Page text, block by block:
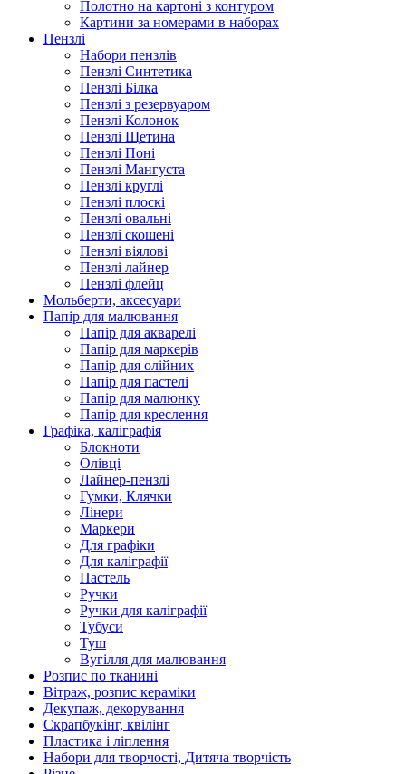
Полотно на картоні з контуром
Картини за номерами в наборах
Пензлі
Набори пензлів
Пензлі Синтетика
Пензлі Білка
Пензлі з резервуаром
Пензлі Колонок
Пензлі Щетина
Пензлі Поні
Пензлі Мангуста
Пензлі круглі
Пензлі плоскі
Пензлі овальні
Пензлі скошені
Пензлі віялові
Пензлі лайнер
Пензлі флейц
Мольберти, аксесуари
Папір для малювання
Папір для акварелі
Папір для маркерів
Папір для олійних
Папір для пастелі
Папір для малюнку
Папір для креслення
Графіка, каліграфія
Блокноти
Олівці
Лайнер-пензлі
Гумки, Клячки
Лінери
Маркери
Для графіки
Для каліграфії
Пастель
Ручки
Ручки для каліграфії
Тубуси
Туш
Вугілля для малювання
Розпис по тканині
Вітраж, розпис кераміки
Декупаж, декорування
Скрапбукінг, квілінг
Пластика і ліплення
Набори для творчості, Дитяча творчість